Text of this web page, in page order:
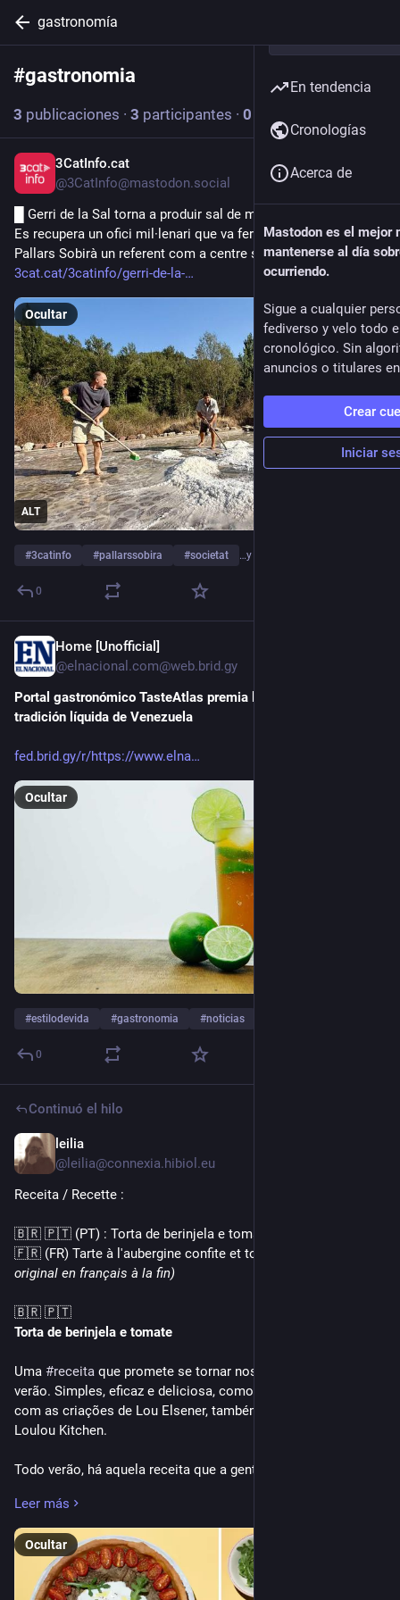
gastronomía
#gastronomia
3 publicaciones · 3 participantes · 0
3CatInfo.cat
@3CatInfo@mastodon.social
█ Gerri de la Sal torna a produir sal de manera artesanal ▓▒░
Es recupera un ofici mil·lenari que va fer d'aquest municipi del
Pallars Sobirà un referent com a centre saliner del país
3cat.cat/3catinfo/gerri-de-la-
ALT
Ocultar
#3catinfo #pallarssobira #societat …y 2 más
0
Home [Unofficial]
@elnacional.com@web.brid.gy
Portal gastronómico TasteAtlas premia la destilería y la
tradición líquida de Venezuela
fed.brid.gy/r/https://www.elna
Ocultar
#estilodevida #gastronomia #noticias
0
Continuó el hilo
leilia
@leilia@connexia.hibiol.eu
Receita / Recette :
🇧🇷 🇵🇹 (PT) : Torta de berinjela e tomate
🇫🇷 (FR) Tarte à l'aubergine confite et tomate
original en français à la fin)
🇧🇷 🇵🇹
Torta de berinjela e tomate
Uma #receita que promete se tornar nossa obsessão deste
verão. Simples, eficaz e deliciosa, como sempre acontece
com as criações de Lou Elsener, também conhecida como
Loulou Kitchen.
Todo verão, há aquela receita que a gente quer repetir
às vezes, um pequeno detalhe muda tudo. Será essa massa
rápida, uma mistura de farinha, iogurte e azeite, ao mesmo
tempo densa, macia e levemente elástica? Será a
combinação das berinjelas assadas lentamente no forno –
única exigência real desta receita, que pede um pouco de
Leer más
Ocultar
En tendencia
Cronologías
Acerca de
Mastodon es el mejor
mantenerse al día
ocurriendo.
Sigue a cualquier
fediverso y velo todo
cronológico. Sin
anuncios o titulares
Crear
Iniciar